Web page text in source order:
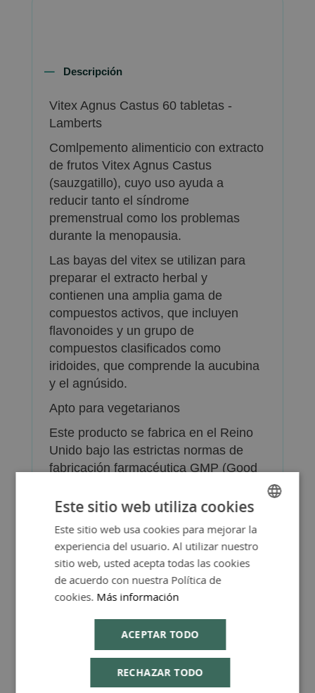
Descripción
Vitex Agnus Castus 60 tabletas -
Lamberts
Comlpemento alimenticio con extracto
de frutos Vitex Agnus Castus
(sauzgatillo), cuyo uso ayuda a
reducir tanto el síndrome
premenstrual como los problemas
durante la menopausia.
Las bayas del vitex se utilizan para
preparar el extracto herbal y
contienen una amplia gama de
compuestos activos, que incluyen
flavonoides y un grupo de
compuestos clasificados como
iridoides, que comprende la aucubina
y el agnúsido.
Apto para vegetarianos
Este producto se fabrica en el Reino
Unido bajo las estrictas normas de
fabricación farmacéutica GMP (Good
Presentación: envase de 60 tabletas.
Más Información
SPANISH
ENGLISH
Este sitio web utiliza cookies
Este sitio web usa cookies para mejorar la
experiencia del usuario. Al utilizar nuestro
sitio web, usted acepta todas las cookies
de acuerdo con nuestra Política de
cookies. Más información
ACEPTAR TODO
RECHAZAR TODO